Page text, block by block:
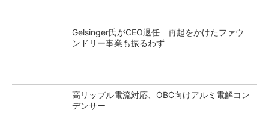
Gelsinger氏がCEO退任 再起をかけたファウ
ンドリー事業も振るわず
高リップル電流対応、OBC向けアルミ電解コン
デンサー